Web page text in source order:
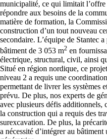
municipalité, ce qui limitait
répondre aux besoins de la
matière de formation, la
construction d’un tout nouveau
secondaire. L’équipe de Stantec
bâtiment de 3 053 m2 en
électrique, structural, civil, ainsi
Situé en région nordique, ce
niveau 2 a requis une
permettant de livrer les systèmes
prévu. De plus, nos experts de
avec plusieurs défis additionnels,
la construction qui a requis des
surexcavation. De plus, la
a nécessité d’intégrer au